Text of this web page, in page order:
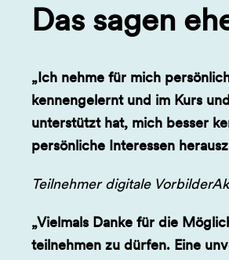
Das sagen
„Ich nehme für mich
kennengelernt und im Kurs
unterstützt hat, mich besser
persönliche Interessen
Teilnehmer digitale
„Vielmals Danke für die
teilnehmen zu dürfen. Eine